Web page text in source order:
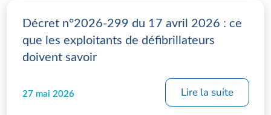
Décret n°2026-299 du 17 avril 2026 : ce
que les exploitants de défibrillateurs
doivent savoir
27 mai 2026 Lire la suite